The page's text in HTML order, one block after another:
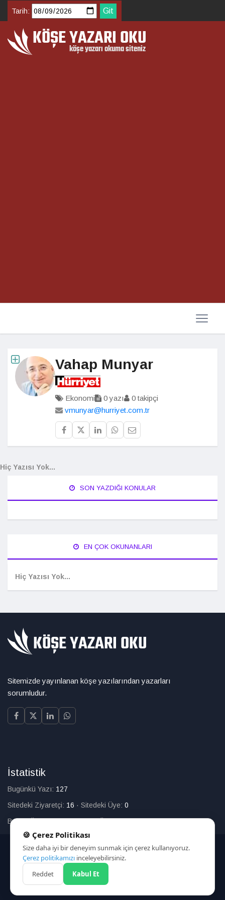
Tarih:
Vahap Munyar
Ekonomi 0 yazı
0 takipçi
vmunyar@hurriyet.com.tr
Hiç Yazısı Yok...
SON YAZDIĞI KONULAR
EN ÇOK OKUNANLARI
Hiç Yazısı Yok...
Sitemizde yayınlanan köşe yazılarından yazarları
sorumludur.
İstatistik
Bugünkü Yazı: 127
Sitedeki Ziyaretçi: 16 · Sitedeki Üye: 0
Bugün Üye Olan:0·Toplam Üye:226
© 2025
HAKKIMIZDA
ÇEREZ POLİTİKASI
🍪 Çerez Politikası
Size daha iyi bir deneyim sunmak için çerez kullanıyoruz.
Çerez politikamızı inceleyebilirsiniz.
Reddet
Kabul Et